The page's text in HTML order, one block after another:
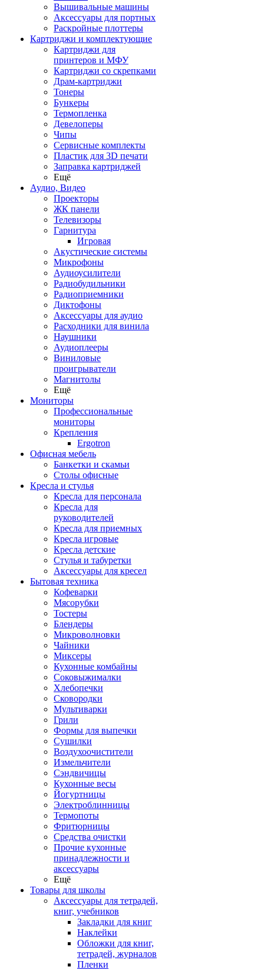
Вышивальные машины
Аксессуары для портных
Раскройные плоттеры
Картриджи и комплектующие
Картриджи для
принтеров и МФУ
Картриджи со скрепками
Драм-картриджи
Тонеры
Бункеры
Термопленка
Девелоперы
Чипы
Сервисные комплекты
Пластик для 3D печати
Заправка картриджей
Ещё
Аудио, Видео
Проекторы
ЖК панели
Телевизоры
Гарнитура
Игровая
Акустические системы
Микрофоны
Аудиоусилители
Радиобудильники
Радиоприемники
Диктофоны
Аксессуары для аудио
Расходники для винила
Наушники
Аудиоплееры
Виниловые
проигрыватели
Магнитолы
Ещё
Мониторы
Профессиональные
мониторы
Крепления
Ergotron
Офисная мебель
Банкетки и скамьи
Столы офисные
Кресла и стулья
Кресла для персонала
Кресла для
руководителей
Кресла для приемных
Кресла игровые
Кресла детские
Стулья и табуретки
Аксессуары для кресел
Бытовая техника
Кофеварки
Мясорубки
Тостеры
Блендеры
Микроволновки
Чайники
Миксеры
Кухонные комбайны
Соковыжималки
Хлебопечки
Сковородки
Мультиварки
Грили
Формы для выпечки
Сушилки
Воздухоочистители
Измельчители
Сэндвичицы
Кухонные весы
Йогуртницы
Электроблинницы
Термопоты
Фритюрницы
Средства очистки
Прочие кухонные
принадлежности и
аксессуары
Ещё
Товары для школы
Аксессуары для тетрадей,
книг, учебников
Закладки для книг
Наклейки
Обложки для книг,
тетрадей, журналов
Пленки